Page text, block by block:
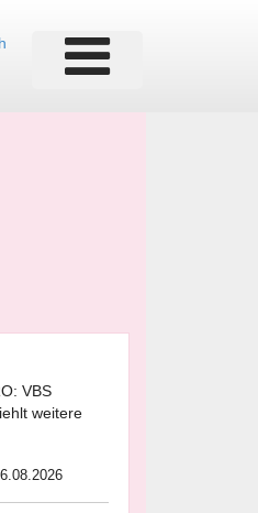
VBS
weitere